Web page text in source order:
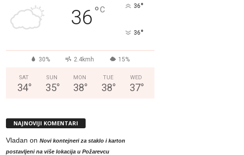
36°C 36°
36°
30% 2.4kmh 15%
SAT
34°
SUN
35°
MON
38°
TUE
38°
WED
37°
NAJNOVIJI KOMENTARI
Vladan on Novi kontejneri za staklo i karton
postavljeni na više lokacija u Požarevcu